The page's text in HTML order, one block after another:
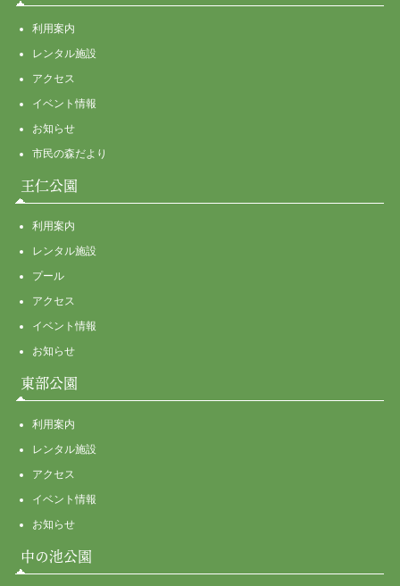
利用案内
レンタル施設
アクセス
イベント情報
お知らせ
市民の森だより
王仁公園
利用案内
レンタル施設
プール
アクセス
イベント情報
お知らせ
東部公園
利用案内
レンタル施設
アクセス
イベント情報
お知らせ
中の池公園